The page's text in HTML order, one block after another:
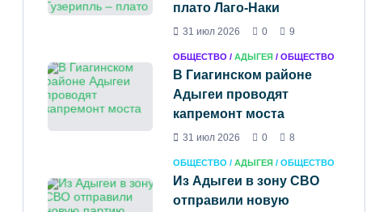
плато Лаго-Наки
31 июл 2026 0 9
ОБЩЕСТВО / АДЫГЕЯ / ОБЩЕСТВО
В Гиагинском районе
Адыгеи проводят
капремонт моста
31 июл 2026 0 8
ОБЩЕСТВО / АДЫГЕЯ / ОБЩЕСТВО
Из Адыгеи в зону СВО
отправили новую